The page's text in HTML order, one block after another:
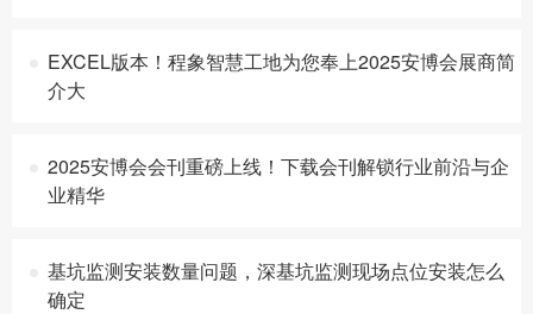
EXCEL版本！程象智慧工地为您奉上2025安博会展商简
介大
2025安博会会刊重磅上线！下载会刊解锁行业前沿与企
业精华
基坑监测安装数量问题，深基坑监测现场点位安装怎么
确定